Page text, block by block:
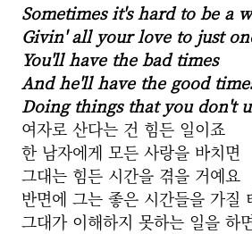
Sometimes it's hard to be a
Givin' all your love to just
You'll have the bad times
And he'll have the good
Doing things that you don't
여자로 산다는 건 힘든 일이죠
한 남자에게 모든 사랑을 바치면
그대는 힘든 시간을 겪을 거예요
반면에 그는 좋은 시간들을 가질
그대가 이해하지 못하는 일을 하